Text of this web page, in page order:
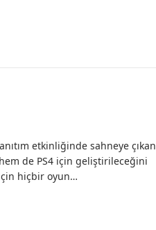
etkinliğinde sahneye çıkan
de PS4 için geliştirileceğini
hiçbir oyun…